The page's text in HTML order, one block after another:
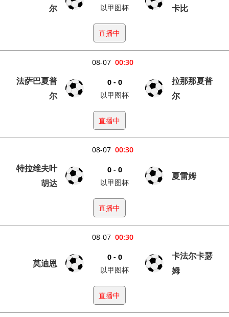
尔
以甲图杯
卡比
直播中
00:30
08-07
法萨巴夏普
尔
0 - 0
以甲图杯
拉那那夏普
尔
直播中
00:30
08-07
特拉维夫叶
胡达
0 - 0
以甲图杯
夏雷姆
直播中
00:30
08-07
莫迪恩
0 - 0
以甲图杯
卡法尔卡瑟
姆
直播中